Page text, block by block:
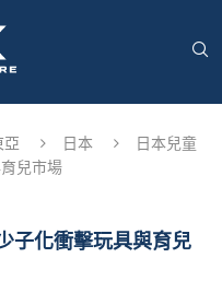
亞 日本
日本兒童
兒市場
子化衝擊玩具與育兒